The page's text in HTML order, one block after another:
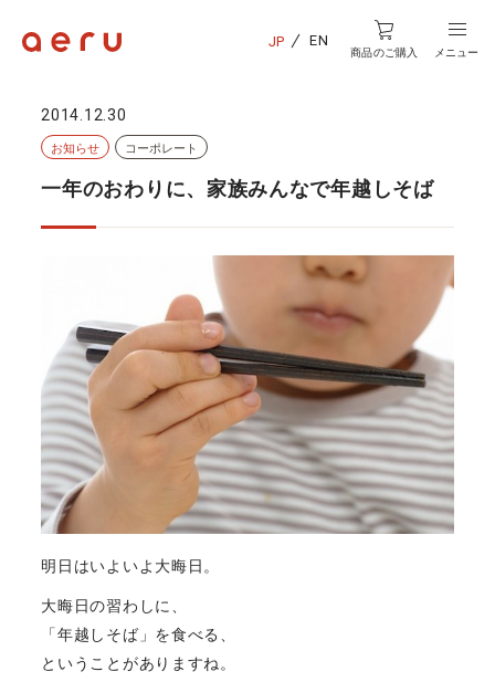
JP EN
商品のご購入 メニュー
2014.12.30
お知らせ
コーポレート
一年のおわりに、家族みんなで年越しそば
明日はいよいよ大晦日。
大晦日の習わしに、
「年越しそば」を食べる、
ということがありますね。